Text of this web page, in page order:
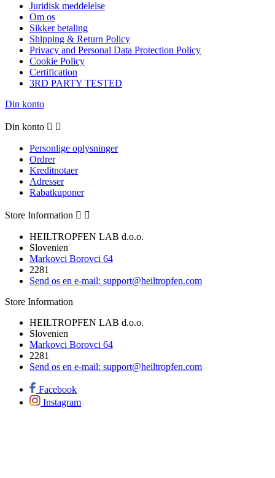
Juridisk meddelelse
Om os
Sikker betaling
Shipping & Return Policy
Privacy and Personal Data Protection Policy
Cookie Policy
Certification
3RD PARTY TESTED
Din konto
Din konto  
Personlige oplysninger
Ordrer
Kreditnotaer
Adresser
Rabatkuponer
Store Information  
HEILTROPFEN LAB d.o.o.
Slovenien
Markovci Borovci 64
2281
Send os en e-mail: support@heiltropfen.com
Store Information
HEILTROPFEN LAB d.o.o.
Slovenien
Markovci Borovci 64
2281
Send os en e-mail: support@heiltropfen.com
Facebook
Instagram